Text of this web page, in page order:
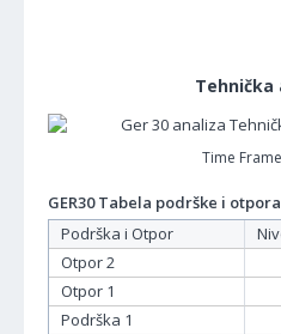
Tehnička
Time
GER30 Tabela podrške i
Podrška i Otpor
Otpor 2
Otpor 1
Podrška 1